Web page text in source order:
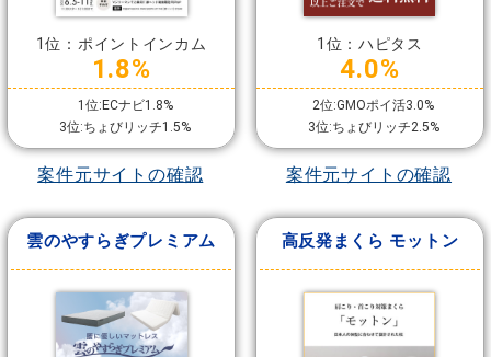
1位：ポイントインカム
1.8%
1位:ECナビ1.8%
3位:ちょびリッチ1.5%
案件元サイトの確認
1位：ハピタス
4.0%
2位:GMOポイ活3.0%
3位:ちょびリッチ2.5%
案件元サイトの確認
雲のやすらぎプレミアム 高反発まくら モットン